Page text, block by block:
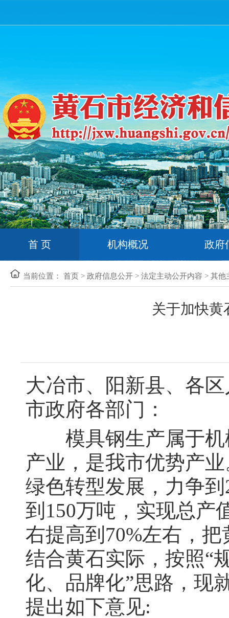
首 页 机构概况 政府
当前位置： 首页 > 政府信息公开 > 法定主动公开内容 > 其他
关于加快黄
大冶市、阳新县、各
市政府各部门：
模具钢生产属于机
产业，是我市优势产
绿色转型发展，力争
到150万吨，实现总产
右提高到70%左右，
结合黄石实际，按照“
化、品牌化”思路，现
提出如下意见: